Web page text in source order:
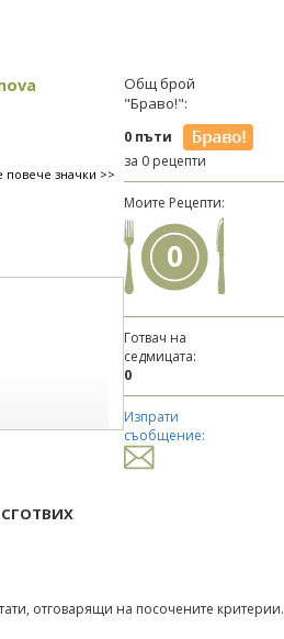
повече значки >>
Общ брой
"Браво!":
0 пъти
за 0 рецепти
Моите Рецепти:
0
Готвач на
седмицата:
0
Изпрати
съобщение:
отговарящи на посочените критерии.